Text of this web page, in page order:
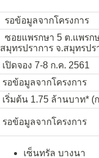
รอข้อมูลจากโครงการ
ซอยแพรกษา 5 ต.แพรก
สมุทรปราการ จ.สมุทรปร
เปิดจอง 7-8 ก.ค. 2561
รอข้อมูลจากโครงการ
เริ่มต้น 1.75 ล้านบาท* (
รอข้อมูลจากโครงการ
เซ็นทรัล บางนา